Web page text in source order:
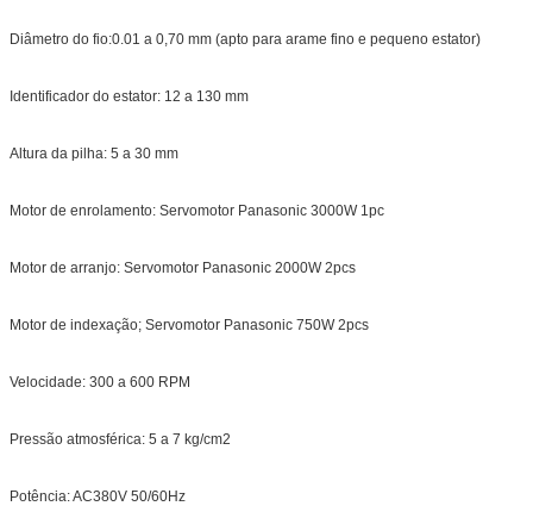
Diâmetro do fio:0.01 a 0,70 mm (apto para arame fino e pequeno estator)
Identificador do estator: 12 a 130 mm
Altura da pilha: 5 a 30 mm
Motor de enrolamento: Servomotor Panasonic 3000W 1pc
Motor de arranjo: Servomotor Panasonic 2000W 2pcs
Motor de indexação; Servomotor Panasonic 750W 2pcs
Velocidade: 300 a 600 RPM
Pressão atmosférica: 5 a 7 kg/cm2
Potência: AC380V 50/60Hz